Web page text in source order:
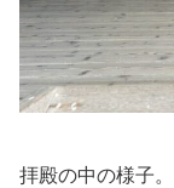
拝殿の中の様子。